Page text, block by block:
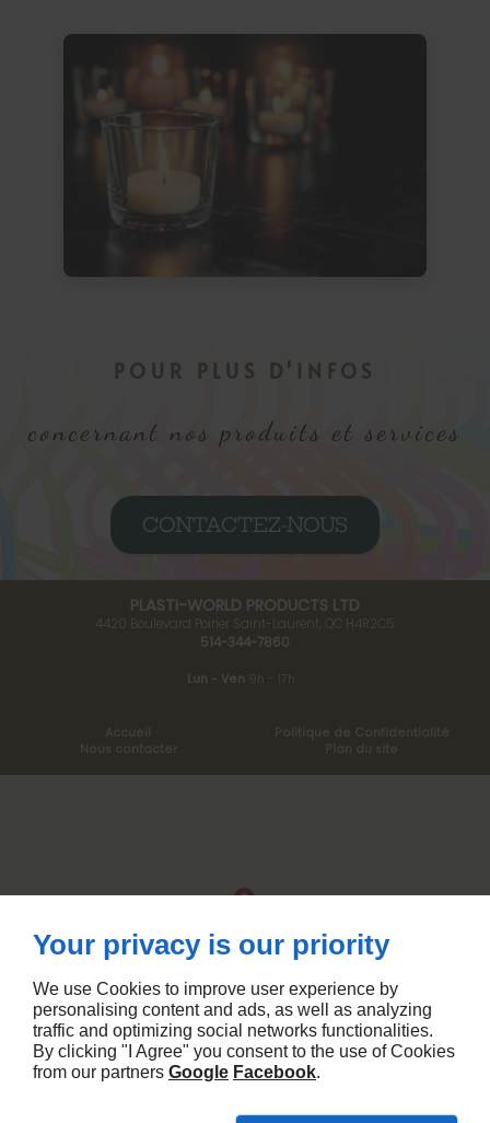
POUR PLUS D'INFOS
concernant nos produits et services
CONTACTEZ-NOUS
PLASTI-WORLD PRODUCTS LTD
4420 Boulevard Poirier Saint-Laurent, QC H4R2C5
514-344-7860
Lun - Ven 9h - 17h
Accueil
Nous contacter
Politique de Confidentialité
Plan du site
Your privacy is our priority
We use Cookies to improve user experience by
personalising content and ads, as well as analyzing
traffic and optimizing social networks functionalities.
By clicking "I Agree" you consent to the use of Cookies
from our partners Google Facebook.